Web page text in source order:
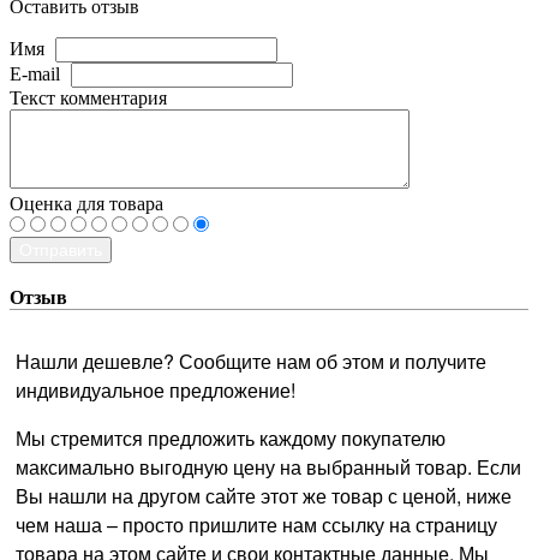
Оставить отзыв
Имя
E-mail
Текст комментария
Оценка для товара
Отзыв
Нашли дешевле? Сообщите нам об этом и получите
индивидуальное предложение!
Мы стремится предложить каждому покупателю
максимально выгодную цену на выбранный товар. Если
Вы нашли на другом сайте этот же товар с ценой, ниже
чем наша – просто пришлите нам ссылку на страницу
товара на этом сайте и свои контактные данные. Мы